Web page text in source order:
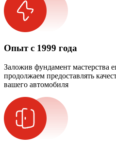
Опыт с 1999 года
Заложив фундамент мастерства
продолжаем предоставлять
вашего автомобиля